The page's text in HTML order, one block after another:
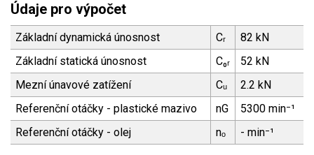
Údaje pro výpočet
Základní dynamická únosnost Cᵣ
82 kN
Základní statická únosnost
C₀ᵣ
52 kN
Mezní únavové zatížení
Cᵤ
2.2 kN
Referenční otáčky - plastické mazivo
nG
5300 min⁻¹
Referenční otáčky - olej
nₒ - min⁻¹